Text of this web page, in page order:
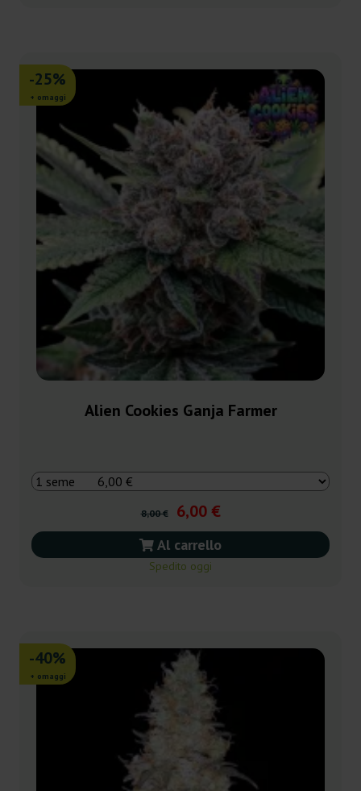
-25%
+ omaggi
Alien Cookies Ganja Farmer
8,00 € 6,00 €
Al carrello
Spedito oggi
-40%
+ omaggi